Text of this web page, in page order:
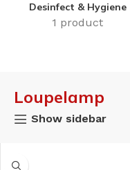
Desinfect & Hygiene
1 product
Loupelamp
Show sidebar